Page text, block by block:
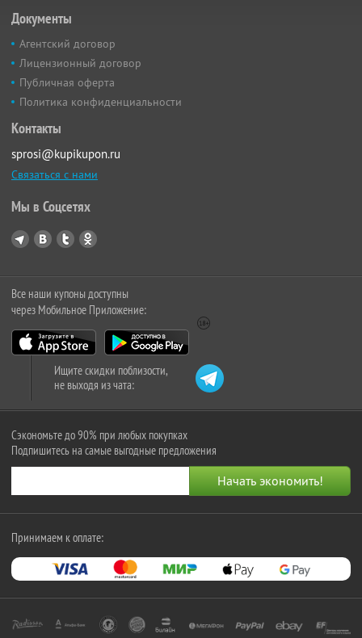
Документы
Агентский договор
Лицензионный договор
Публичная оферта
Политика конфиденциальности
Контакты
sprosi@kupikupon.ru
Связаться с нами
Мы в Соцсетях
Все наши купоны доступны
через Мобильное Приложение:
Ищите скидки поблизости,
не выходя из чата:
Сэкономьте до 90% при любых покупках
Подпишитесь на самые выгодные предложения
Принимаем к оплате: